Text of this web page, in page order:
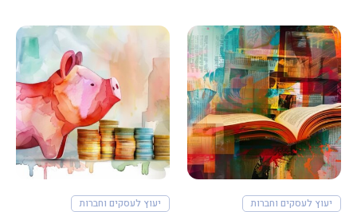
יעוץ לעסקים וחברות
יעוץ לעסקים וחברות